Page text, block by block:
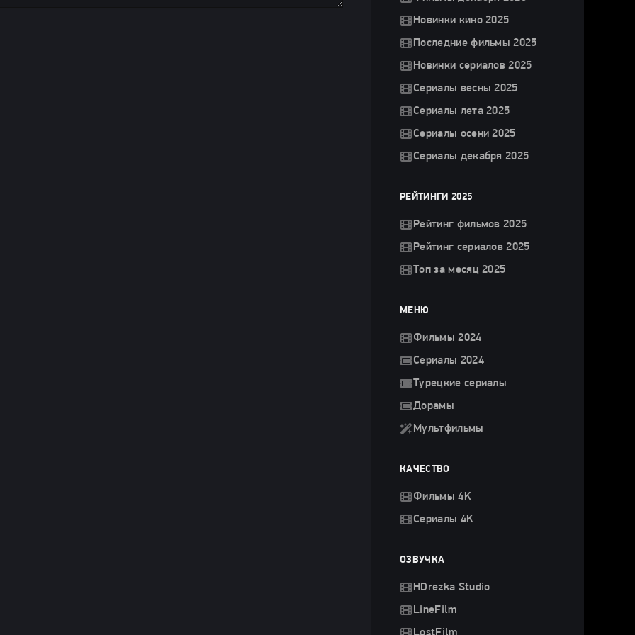
Новинки кино 2025
Последние фильмы 2025
Новинки сериалов 2025
Сериалы весны 2025
Сериалы лета 2025
Сериалы осени 2025
Сериалы декабря 2025
РЕЙТИНГИ 2025
Рейтинг фильмов 2025
Рейтинг сериалов 2025
Топ за месяц 2025
МЕНЮ
Фильмы 2024
Сериалы 2024
Турецкие сериалы
Дорамы
Мультфильмы
КАЧЕСТВО
Фильмы 4K
Сериалы 4K
ОЗВУЧКА
HDrezka Studio
LineFilm